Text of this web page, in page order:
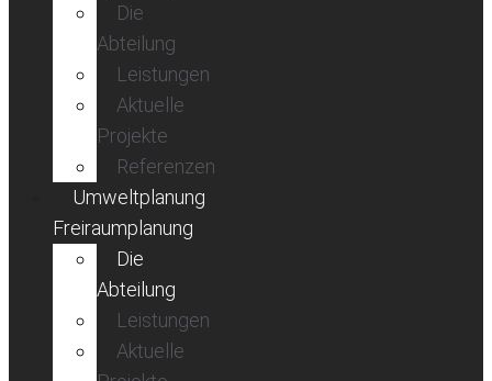
Die
Abteilung
Leistungen
Aktuelle
Projekte
Referenzen
Umweltplanung
Freiraumplanung
Die
Abteilung
Leistungen
Aktuelle